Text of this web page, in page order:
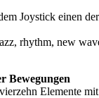
Joystick einen
rhythm, new
Bewegungen
Elemente